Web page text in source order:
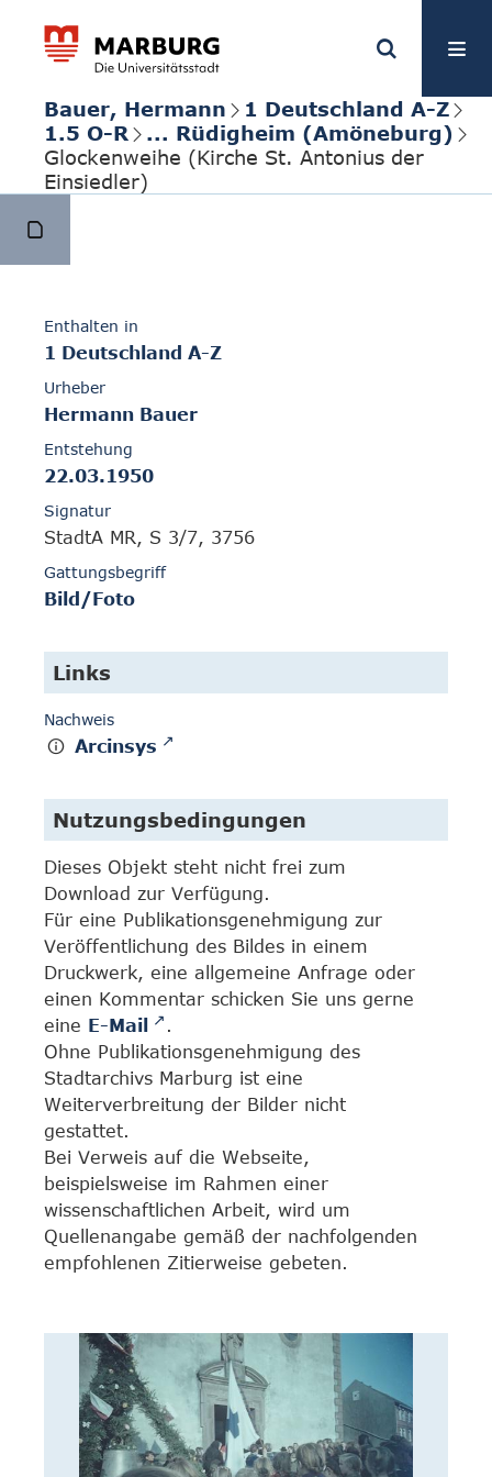
Bauer, Hermann
1 Deutschland A-Z
1.5 O-R
... Rüdigheim (Amöneburg)
Glockenweihe (Kirche St. Antonius der
Einsiedler)
Enthalten in
1 Deutschland A-Z
Urheber
Hermann Bauer
Entstehung
22.03.1950
Signatur
StadtA MR, S 3/7, 3756
Gattungsbegriff
Bild/Foto
Links
Nachweis
Arcinsys
Nutzungsbedingungen
Dieses Objekt steht nicht frei zum
Download zur Verfügung.
Für eine Publikationsgenehmigung zur
Veröffentlichung des Bildes in einem
Druckwerk, eine allgemeine Anfrage oder
einen Kommentar schicken Sie uns gerne
eine E-Mail
.
Ohne Publikationsgenehmigung des
Stadtarchivs Marburg ist eine
Weiterverbreitung der Bilder nicht
gestattet.
Bei Verweis auf die Webseite,
beispielsweise im Rahmen einer
wissenschaftlichen Arbeit, wird um
Quellenangabe gemäß der nachfolgenden
empfohlenen Zitierweise gebeten.